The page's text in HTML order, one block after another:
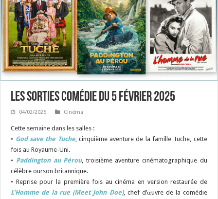
Les sorties Comédie du 5 février 2025
04/02/2025 Cinéma
Cette semaine dans les salles :
• God save the Tuche, cinquième aventure de la famille Tuche, cette
fois au Royaume-Uni.
• Paddington au Pérou, troisième aventure cinématographique du
célèbre ourson britannique.
• Reprise pour la première fois au cinéma en version restaurée de
L’Homme de la rue (Meet John Doe), chef d’œuvre de la comédie